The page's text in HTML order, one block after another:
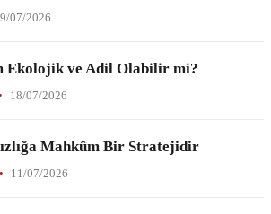
07/2026
Ekolojik ve Adil Olabilir mi?
18/07/2026
Mahkûm Bir Stratejidir
11/07/2026